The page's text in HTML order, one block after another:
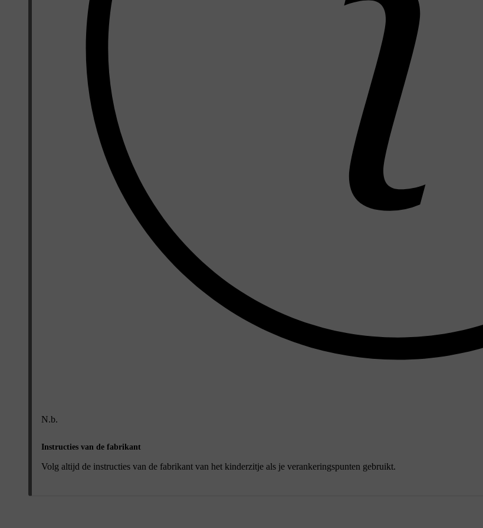
N.b.
Instructies van de fabrikant
Volg altijd de instructies van de fabrikant van het kinderzitje als je verankeringspunten gebruikt.